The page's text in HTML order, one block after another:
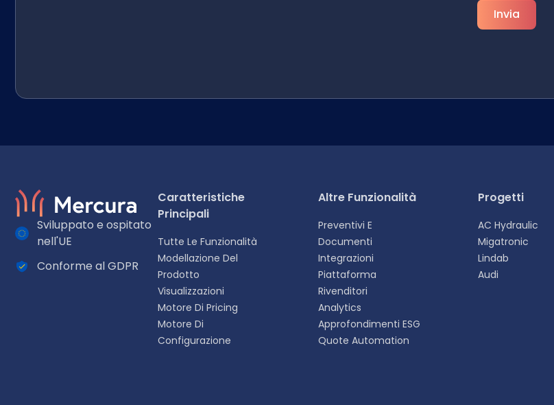
Selezionare la lingua
Scegliete la vostra lingua preferita per un'esperienza più personalizzata.
Invia
Sviluppato e ospitato
nell'UE
Conforme al GDPR
Caratteristiche
Principali
Tutte Le Funzionalità
Modellazione Del
Prodotto
Visualizzazioni
Motore Di Pricing
Motore Di
Configurazione
Altre Funzionalità
Preventivi E
Documenti
Integrazioni
Piattaforma
Rivenditori
Analytics
Approfondimenti ESG
Quote Automation
Progetti
AC Hydraulic
Migatronic
Lindab
Audi